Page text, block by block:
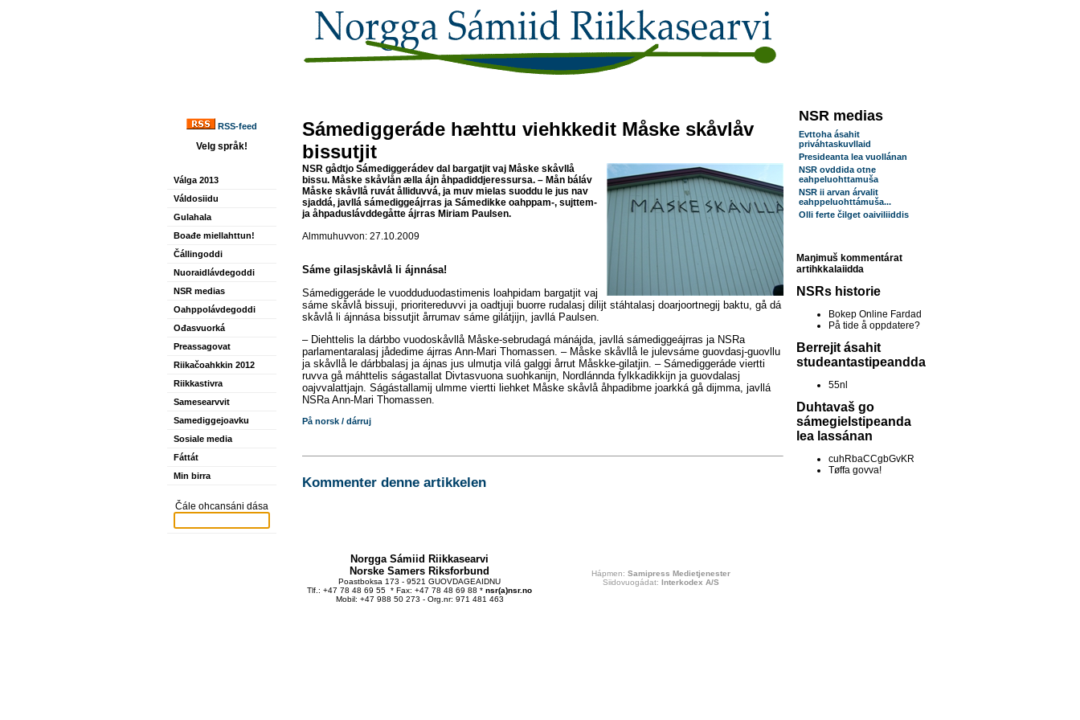
RSS-feed
Velg språk!
Válga 2013
Váldosiidu
Gulahala
Boađe miellahttun!
Čállingoddi
Nuoraidlávdegoddi
NSR medias
Oahppolávdegoddi
Ođasvuorká
Preassagovat
Riikačoahkkin 2012
Riikkastivra
Samesearvvit
Samediggejoavku
Sosiale media
Fáttát
Min birra
Čále ohcansáni dása
Sámediggeráde hæhttu viehkkedit Måske skåvlåv
bissutjit
NSR gådtjo Sámediggerádev dal bargatjit vaj Måske skåvllå
bissu. Måske skåvlån ælla ájn åhpadiddjeressursa. – Mån báláv
Måske skåvllå ruvát ålliduvvá, ja muv mielas suoddu le jus nav
sjaddá, javllá sámediggeájrras ja Sámedikke oahppam-, sujttem-
ja åhpaduslávddegåtte ájrras Miriam Paulsen.
Almmuhuvvon: 27.10.2009
Sáme gilasjskåvlå li ájnnása!
Sámediggeráde le vuodduduodastimenis loahpidam bargatjit vaj
sáme skåvlå bissuji, prioritereduvvi ja oadtjuji buorre rudalasj dilijt stáhtalasj doarjoortnegij baktu, gå dá
skåvlå li ájnnása bissutjit årrumav sáme gilátjijn, javllá Paulsen.
– Diehttelis la dárbbo vuodoskåvllå Måske-sebrudagá mánájda, javllá sámediggeájrras ja NSRa
parlamentaralasj jådedime ájrras Ann-Mari Thomassen. – Måske skåvllå le julevsáme guovdasj-guovllu
ja skåvllå le dárbbalasj ja ájnas jus ulmutja vilá galggi årrut Måskke-gilatjin. – Sámediggeráde viertti
ruvva gå máhttelis ságastallat Divtasvuona suohkanijn, Nordlánnda fylkkadikkijn ja guovdalasj
oajvvalattjajn. Ságástallamij ulmme viertti liehket Måske skåvlå åhpadibme joarkká gå dijmma, javllá
NSRa Ann-Mari Thomassen.
På norsk / dárruj
Kommenter denne artikkelen
NSR medias
Evttoha ásahit
priváhtaskuvllaid
Presideanta lea vuollánan
NSR ovddida otne
eahpeluohttamuša
NSR ii arvan árvalit
eahppeluohttámuša...
Olli ferte čilget oaiviliiddis
Maŋimuš kommentárat
artihkkalaiidda
NSRs historie
Bokep Online Fardad
På tide å oppdatere?
Berrejit ásahit
studeantastipeandda
55nl
Duhtavaš go
sámegielstipeanda
lea lassánan
cuhRbaCCgbGvKR
Tøffa govva!
Norgga Sámiid Riikkasearvi
Norske Samers Riksforbund
Poastboksa 173 - 9521 GUOVDAGEAIDNU
Tlf.: +47 78 48 69 55 * Fax: +47 78 48 69 88 * nsr(a)nsr.no
Mobil: +47 988 50 273 - Org.nr: 971 481 463
Hápmen: Samipress Medietjenester
Siidovuogádat: Interkodex A/S